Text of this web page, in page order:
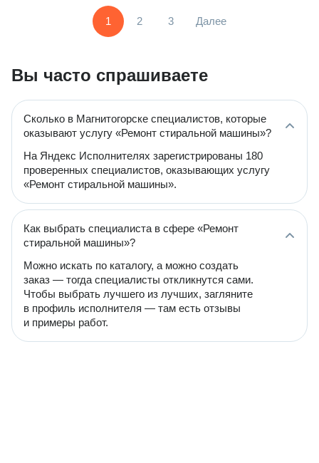
1 2 3 Далее
Вы часто спрашиваете
Сколько в Магнитогорске специалистов, которые
оказывают услугу «Ремонт стиральной машины»?
На Яндекс Исполнителях зарегистрированы 180
проверенных специалистов, оказывающих услугу
«Ремонт стиральной машины».
Как выбрать специалиста в сфере «Ремонт
стиральной машины»?
Можно искать по каталогу, а можно создать
заказ — тогда специалисты откликнутся сами.
Чтобы выбрать лучшего из лучших, загляните
в профиль исполнителя — там есть отзывы
и примеры работ.